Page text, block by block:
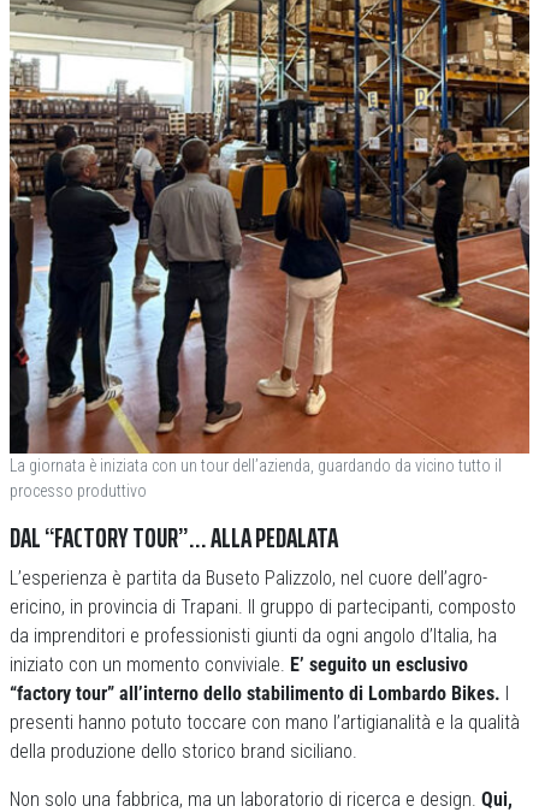
La giornata è iniziata con un tour dell’azienda, guardando da vicino tutto il
processo produttivo
DAL “FACTORY TOUR”… ALLA PEDALATA
L’esperienza è partita da Buseto Palizzolo, nel cuore dell’agro-
ericino, in provincia di Trapani. Il gruppo di partecipanti, composto
da imprenditori e professionisti giunti da ogni angolo d’Italia, ha
iniziato con un momento conviviale. E’ seguito un esclusivo
“factory tour” all’interno dello stabilimento di Lombardo Bikes. I
presenti hanno potuto toccare con mano l’artigianalità e la qualità
della produzione dello storico brand siciliano.
Non solo una fabbrica, ma un laboratorio di ricerca e design. Qui,